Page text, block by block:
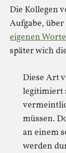
Die Kollegen
Aufgabe,
eigenen
später wich
Diese Art
legitimiert
müssen.
an einem
werden